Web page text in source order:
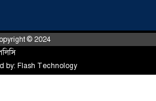
© 2024
by: Flash Technology